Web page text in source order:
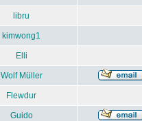
libru
kimwong1
Elli
Wolf Müller
Flewdur
Guido